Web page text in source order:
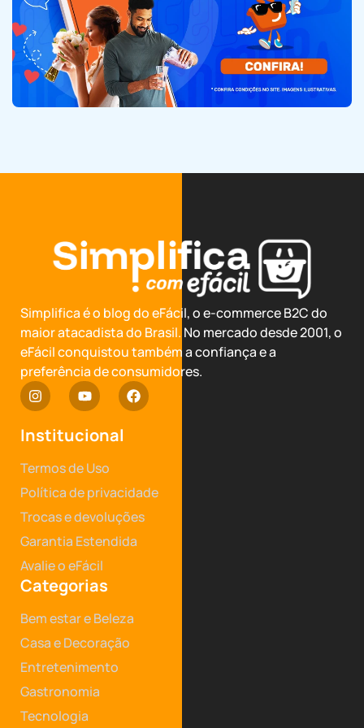
Simplifica é o blog do eFácil, o e-commerce B2C do
maior atacadista do Brasil. No mercado desde 2001, o
eFácil conquistou também a confiança e a
preferência de consumidores.
Institucional
Termos de Uso
Política de privacidade
Trocas e devoluções
Garantia Estendida
Avalie o eFácil
Categorias
Bem estar e Beleza
Casa e Decoração
Entretenimento
Gastronomia
Tecnologia